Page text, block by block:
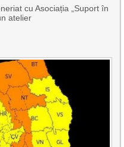
cu Asociația „Suport în
atelier